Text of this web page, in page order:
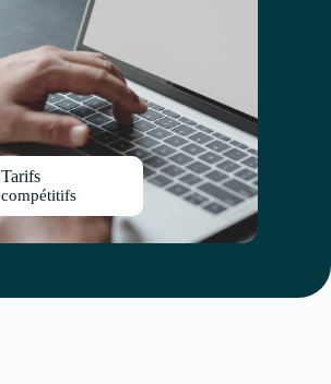
Tarifs
compétitifs